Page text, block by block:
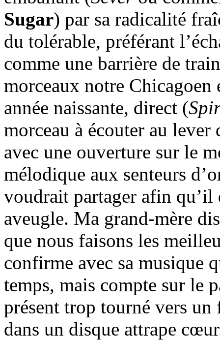
Sugar) par sa radicalité
du tolérable, préférant
comme une barrière de
morceaux notre Chicagoen
année naissante, direct (
morceau à écouter au
avec une ouverture sur le
mélodique aux senteurs
voudrait partager afin qu’il
aveugle. Ma grand-mère
que nous faisons les
confirme avec sa musique
temps, mais compte sur le
présent trop tourné vers
dans un disque attrape